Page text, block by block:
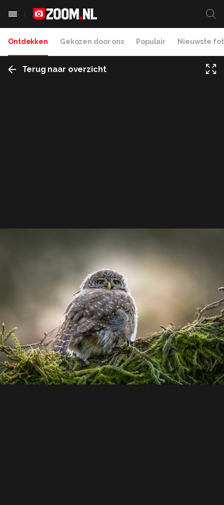
Ontdekken Gekozen door ons Populair Nieuwste
Terug naar overzicht